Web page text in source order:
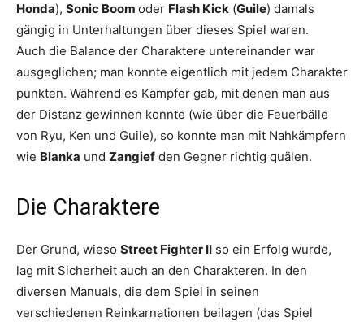
Honda), Sonic Boom oder Flash Kick (Guile) damals
gängig in Unterhaltungen über dieses Spiel waren.
Auch die Balance der Charaktere untereinander war
ausgeglichen; man konnte eigentlich mit jedem Charakter
punkten. Während es Kämpfer gab, mit denen man aus
der Distanz gewinnen konnte (wie über die Feuerbälle
von Ryu, Ken und Guile), so konnte man mit Nahkämpfern
wie Blanka und Zangief den Gegner richtig quälen.
Die Charaktere
Der Grund, wieso Street Fighter II so ein Erfolg wurde,
lag mit Sicherheit auch an den Charakteren. In den
diversen Manuals, die dem Spiel in seinen
verschiedenen Reinkarnationen beilagen (das Spiel